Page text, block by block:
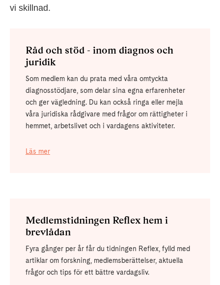
vi skillnad.
Råd och stöd - inom diagnos och
juridik
Som medlem kan du prata med våra omtyckta
diagnosstödjare, som delar sina egna erfarenheter
och ger vägledning. Du kan också ringa eller mejla
våra juridiska rådgivare med frågor om rättigheter i
hemmet, arbetslivet och i vardagens aktiviteter.
Läs mer
Medlemstidningen Reflex hem i
brevlådan
Fyra gånger per år får du tidningen Reflex, fylld med
artiklar om forskning, medlemsberättelser, aktuella
frågor och tips för ett bättre vardagsliv.